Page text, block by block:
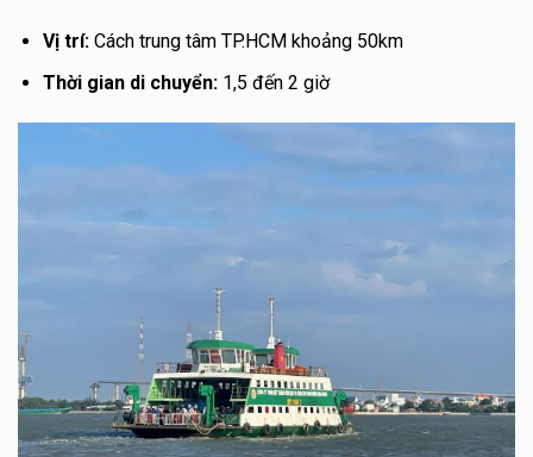
Vị trí:Cách trung tâm TP.HCM khoảng 50km
Thời gian di chuyển:1,5 đến 2 giờ